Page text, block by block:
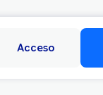
Acceso